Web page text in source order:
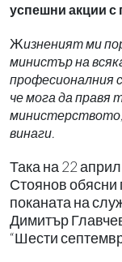
успешни акции с
Жизненият ми
министър на
професионалния
че мога да правя
винаги.
Така на 22
Стоянов обясни
поканата на
Димитър
“Шести